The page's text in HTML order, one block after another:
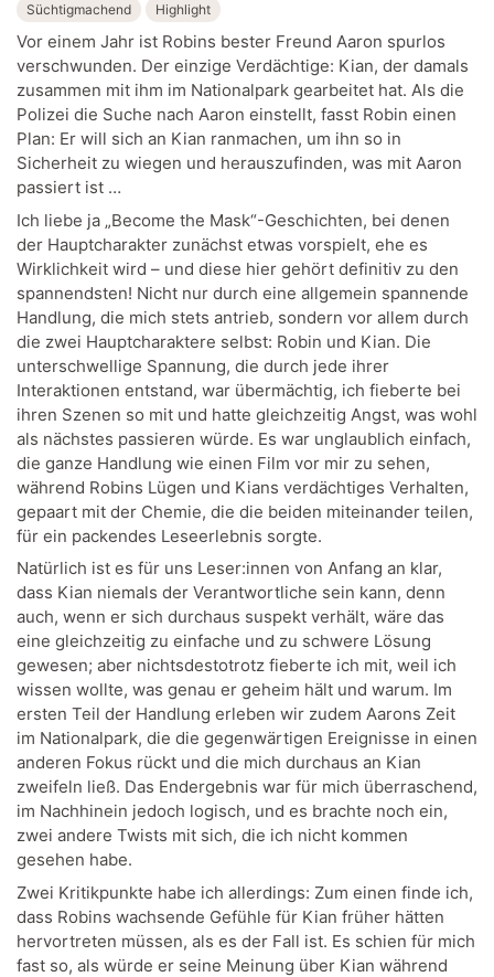
Süchtigmachend
Highlight
Vor einem Jahr ist Robins bester Freund Aaron spurlos
verschwunden. Der einzige Verdächtige: Kian, der damals
zusammen mit ihm im Nationalpark gearbeitet hat. Als die
Polizei die Suche nach Aaron einstellt, fasst Robin einen
Plan: Er will sich an Kian ranmachen, um ihn so in
Sicherheit zu wiegen und herauszufinden, was mit Aaron
passiert ist …
Ich liebe ja „Become the Mask“-Geschichten, bei denen
der Hauptcharakter zunächst etwas vorspielt, ehe es
Wirklichkeit wird – und diese hier gehört definitiv zu den
spannendsten! Nicht nur durch eine allgemein spannende
Handlung, die mich stets antrieb, sondern vor allem durch
die zwei Hauptcharaktere selbst: Robin und Kian. Die
unterschwellige Spannung, die durch jede ihrer
Interaktionen entstand, war übermächtig, ich fieberte bei
ihren Szenen so mit und hatte gleichzeitig Angst, was wohl
als nächstes passieren würde. Es war unglaublich einfach,
die ganze Handlung wie einen Film vor mir zu sehen,
während Robins Lügen und Kians verdächtiges Verhalten,
gepaart mit der Chemie, die die beiden miteinander teilen,
für ein packendes Leseerlebnis sorgte.
Natürlich ist es für uns Leser:innen von Anfang an klar,
dass Kian niemals der Verantwortliche sein kann, denn
auch, wenn er sich durchaus suspekt verhält, wäre das
eine gleichzeitig zu einfache und zu schwere Lösung
gewesen; aber nichtsdestotrotz fieberte ich mit, weil ich
wissen wollte, was genau er geheim hält und warum. Im
ersten Teil der Handlung erleben wir zudem Aarons Zeit
im Nationalpark, die die gegenwärtigen Ereignisse in einen
anderen Fokus rückt und die mich durchaus an Kian
zweifeln ließ. Das Endergebnis war für mich überraschend,
im Nachhinein jedoch logisch, und es brachte noch ein,
zwei andere Twists mit sich, die ich nicht kommen
gesehen habe.
Zwei Kritikpunkte habe ich allerdings: Zum einen finde ich,
dass Robins wachsende Gefühle für Kian früher hätten
hervortreten müssen, als es der Fall ist. Es schien für mich
fast so, als würde er seine Meinung über Kian während